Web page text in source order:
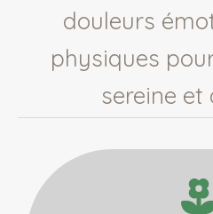
douleurs
physiques
sereine et